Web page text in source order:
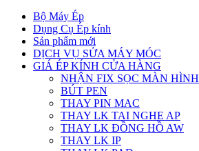
Bộ Máy Ép
Dụng Cụ Ép kính
Sản phẩm mới
DỊCH VỤ SỬA MÁY MÓC
GIÁ ÉP KÍNH CỬA HÀNG
NHẬN FIX SỌC MÀN HÌNH
BÚT PEN
THAY PIN MAC
THAY LK TAI NGHE AP
THAY LK ĐỒNG HỒ AW
THAY LK IP